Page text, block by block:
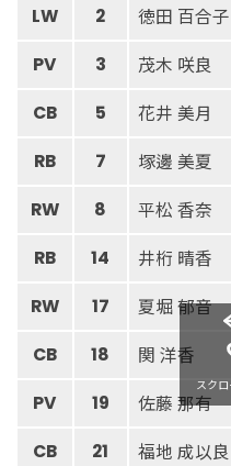
LW 2 徳田 百合子
PV 3 茂木 咲良
CB 5 花井 美月
RB 7 塚邊 美夏
RW 8 平松 香奈
RB 14 井桁 晴香
RW 17 夏堀 郁音
CB 18 関 洋香
PV 19 佐藤 那有
CB 21 福地 成以良
スク